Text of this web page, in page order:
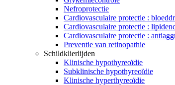
Nefroprotectie
Cardiovasculaire protectie :
Cardiovasculaire protectie :
Cardiovasculaire protectie :
Preventie van retinopathie
Schildklierlijden
Klinische hypothyreoïdie
Subklinische hypothyreoïdie
Klinische hyperthyreoïdie